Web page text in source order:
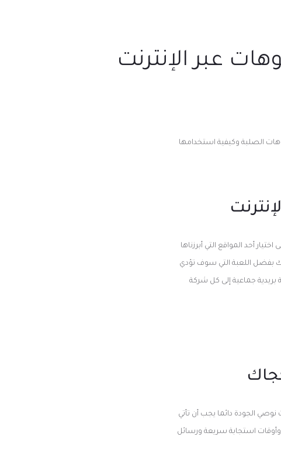
عبر الإنترنت
الصلبة وكيفية استخدامها
أحد المواقع التي أبرزناها
بفضل اللعبة التي سوف تؤدي
(إيكو) رسالة بريدية جماعية إلى كل شركة
الجودة دائما يجب أن تأتي
استجابة سريعة ورسائل